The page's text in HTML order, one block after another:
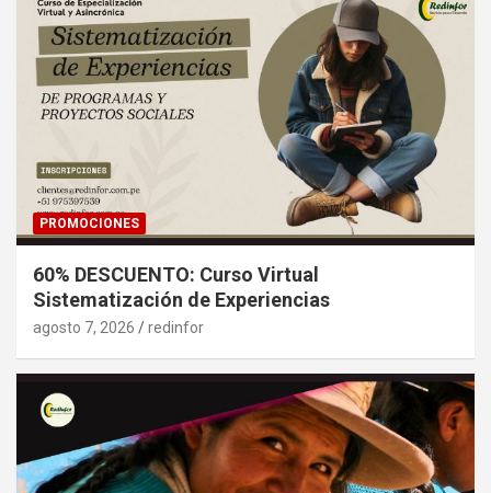
PROMOCIONES
60% DESCUENTO: Curso Virtual
Sistematización de Experiencias
agosto 7, 2026 redinfor